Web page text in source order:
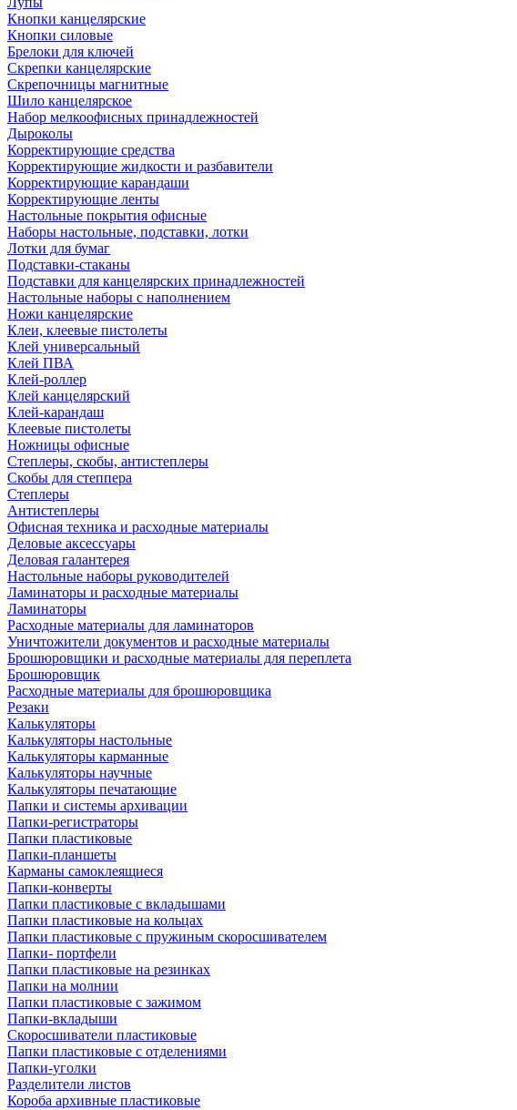
Кнопки канцелярские
Кнопки силовые
Брелоки для ключей
Скрепки канцелярские
Скрепочницы магнитные
Шило канцелярское
Набор мелкоофисных принадлежностей
Дыроколы
Корректирующие средства
Корректирующие жидкости и разбавители
Корректирующие карандаши
Корректирующие ленты
Настольные покрытия офисные
Наборы настольные, подставки, лотки
Лотки для бумаг
Подставки-стаканы
Подставки для канцелярских принадлежностей
Настольные наборы с наполнением
Ножи канцелярские
Клеи, клеевые пистолеты
Клей универсальный
Клей ПВА
Клей-роллер
Клей канцелярский
Клей-карандаш
Клеевые пистолеты
Ножницы офисные
Степлеры, скобы, антистеплеры
Скобы для степпера
Степлеры
Антистеплеры
Офисная техника и расходные материалы
Деловые аксессуары
Деловая галантерея
Настольные наборы руководителей
Ламинаторы и расходные материалы
Ламинаторы
Расходные материалы для ламинаторов
Уничтожители документов и расходные материалы
Брошюровщики и расходные материалы для переплета
Брошюровщик
Расходные материалы для брошюровщика
Резаки
Калькуляторы
Калькуляторы настольные
Калькуляторы карманные
Калькуляторы научные
Калькуляторы печатающие
Папки и системы архивации
Папки-регистраторы
Папки пластиковые
Папки-планшеты
Карманы самоклеящиеся
Папки-конверты
Папки пластиковые с вкладышами
Папки пластиковые на кольцах
Папки пластиковые с пружиным скоросшивателем
Папки- портфели
Папки пластиковые на резинках
Папки на молнии
Папки пластиковые с зажимом
Папки-вкладыши
Скоросшиватели пластиковые
Папки пластиковые с отделениями
Папки-уголки
Разделители листов
Короба архивные пластиковые